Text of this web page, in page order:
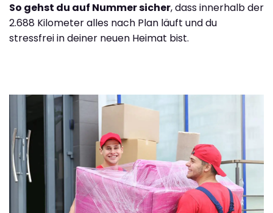
So gehst du auf Nummer sicher, dass innerhalb der
2.688 Kilometer alles nach Plan läuft und du
stressfrei in deiner neuen Heimat bist.